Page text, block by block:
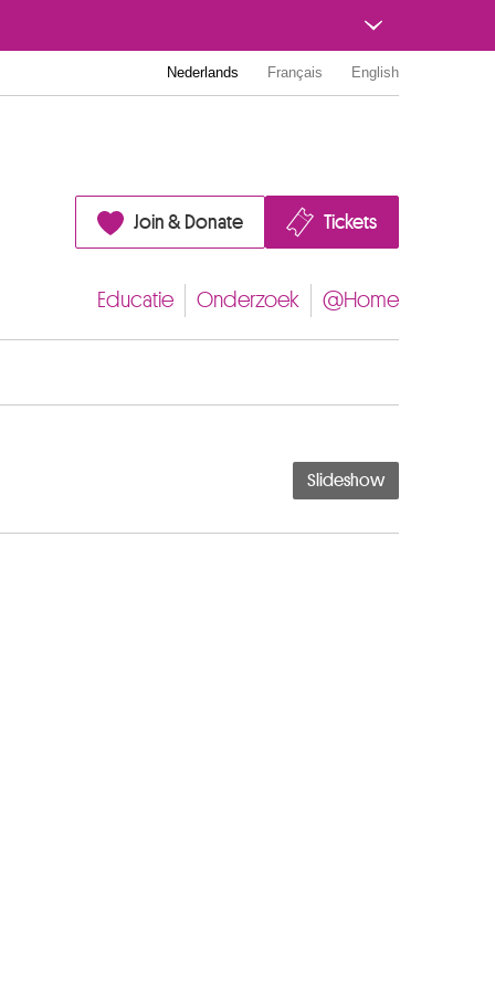
Nederlands Français English
Join & Donate Tickets
Educatie Onderzoek @Home
Slideshow